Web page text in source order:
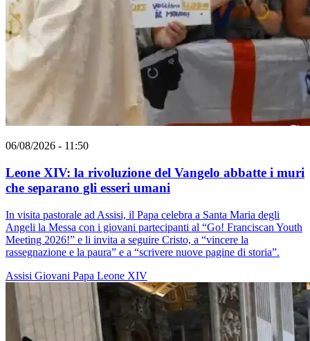
06/08/2026 - 11:50
Leone XIV: la rivoluzione del Vangelo abbatte i muri
che separano gli esseri umani
In visita pastorale ad Assisi, il Papa celebra a Santa Maria degli
Angeli la Messa con i giovani partecipanti al “Go! Franciscan Youth
Meeting 2026!” e li invita a seguire Cristo, a “vincere la
rassegnazione e la paura” e a “scrivere nuove pagine di storia”.
Assisi Giovani Papa Leone XIV